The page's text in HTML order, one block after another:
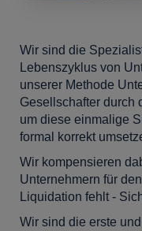
Wir sind die
Lebenszyklus von
unserer Methode
Gesellschafter durch
um diese einmalige
formal korrekt
Wir kompensieren
Unternehmern für
Liquidation fehlt -
Wir sind die erste und